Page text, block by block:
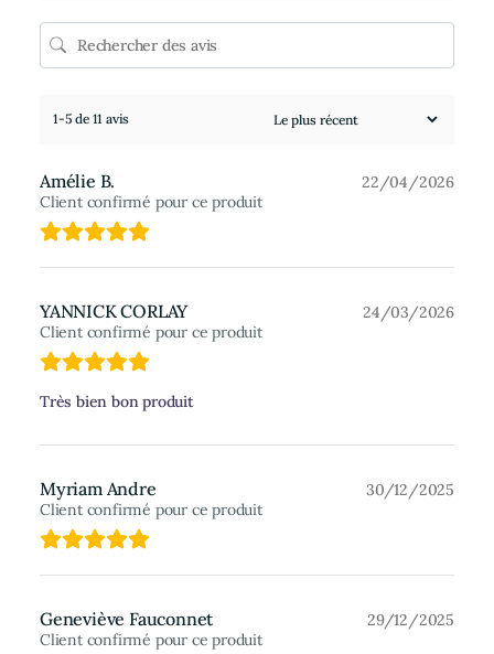
1-5 de 11 avis
Amélie B.
Client confirmé pour ce produit
22/04/2026
YANNICK CORLAY
Client confirmé pour ce produit
24/03/2026
Très bien bon produit
Myriam Andre
Client confirmé pour ce produit
30/12/2025
Geneviève Fauconnet
Client confirmé pour ce produit
29/12/2025